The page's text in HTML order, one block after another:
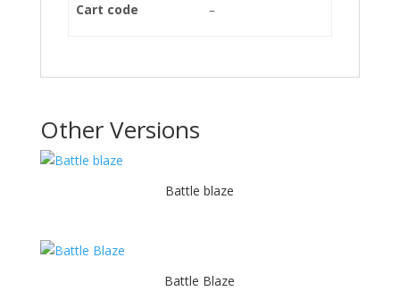
Cart code –
Other Versions
Battle blaze
Battle Blaze